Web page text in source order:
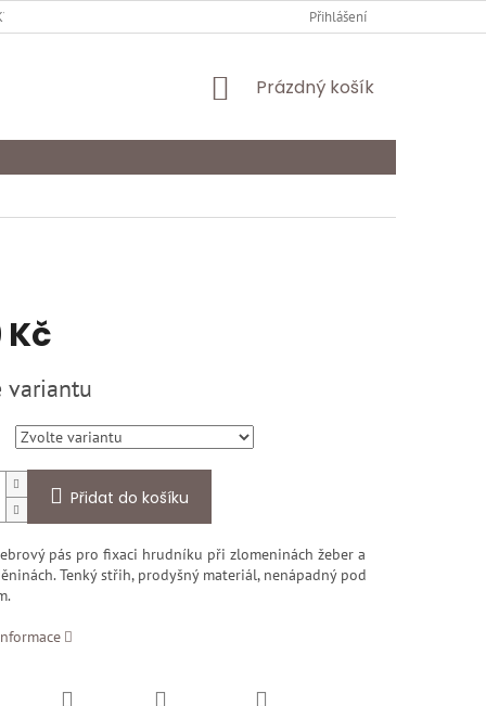
OCHRANY OSOBNÍCH ÚDAJŮ ODSTOUPENÍ OD
Přihlášení
NÁKUPNÍ
Prázdný košík
Kč
variantu
Přidat do košíku
pás pro fixaci hrudníku při zlomeninách žeber a
Tenký střih, prodyšný materiál, nenápadný pod